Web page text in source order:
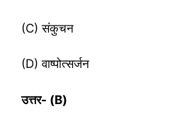
(C) संकुचन
(D) वाष्पोत्सर्जन
उत्तर- (B)